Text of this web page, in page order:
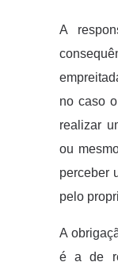
A
no caso
realizar
ou
perceber
pelo
A
é a de